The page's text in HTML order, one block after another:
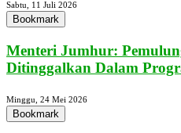
Sabtu, 11 Juli 2026
Bookmark
Menteri Jumhur:
Ditinggalkan Dalam
Minggu, 24 Mei 2026
Bookmark